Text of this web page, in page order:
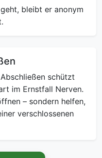
bleibt er anonym
schützt
im Ernstfall Nerven.
– sondern helfen,
verschlossenen